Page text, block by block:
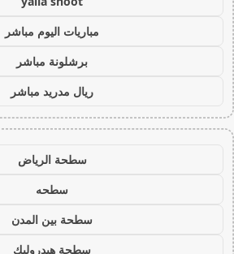
مباريات اليوم مباشر
برشلونة مباشر
ريال مدريد مباشر
سطحة الرياض
سطحه
سطحة بين المدن
سطحة هيدروليك